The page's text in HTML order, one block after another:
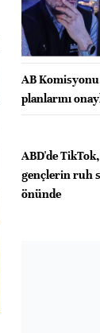
AB
planlarını
ABD'de
gençlerin ruh
önünde